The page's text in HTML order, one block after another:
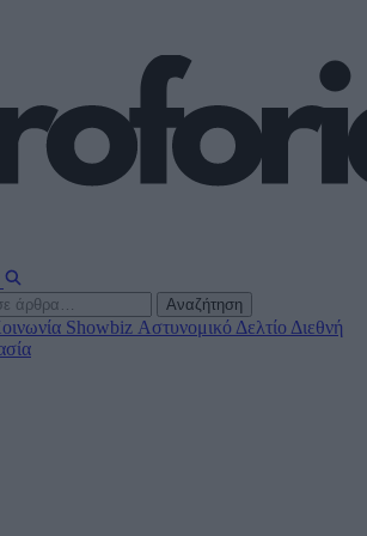
Αναζήτηση
Showbiz Αστυνομικό Δελτίο Διεθνή